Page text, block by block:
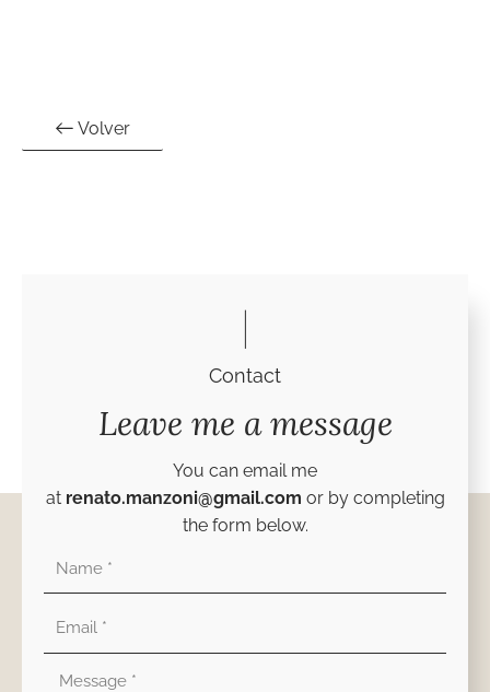
Volver
Contact
Leave me a message
You can email me
at renato.manzoni@gmail.com or by completing
the form below.
Nombre
Correo
Mensaje